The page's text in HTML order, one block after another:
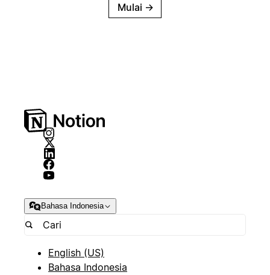
Mulai →
Bahasa Indonesia
English (US)
Bahasa Indonesia